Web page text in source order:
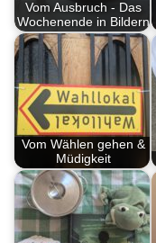
Vom Ausbruch - Das
Wochenende in Bildern
Vom Wählen gehen &
Müdigkeit